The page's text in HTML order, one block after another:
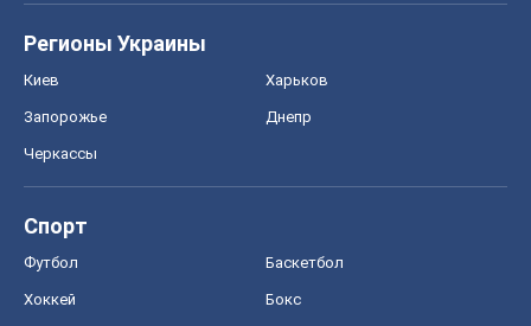
Регионы Украины
Киев Харьков
Запорожье Днепр
Черкассы
Спорт
Футбол Баскетбол
Хоккей Бокс